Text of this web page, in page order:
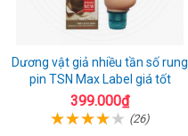
Dương vật giả nhiều tần số rung
pin TSN Max Label giá tốt
399.000₫
(26)